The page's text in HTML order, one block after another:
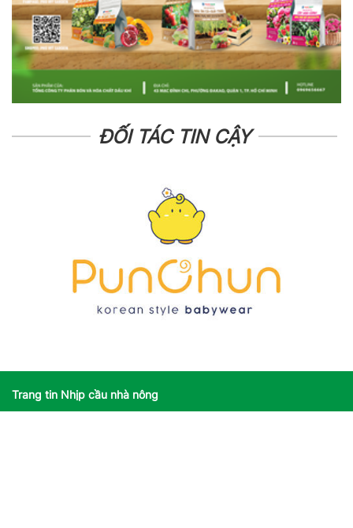
ĐỐI TÁC TIN CẬY
Trang tin Nhịp cầu nhà nông